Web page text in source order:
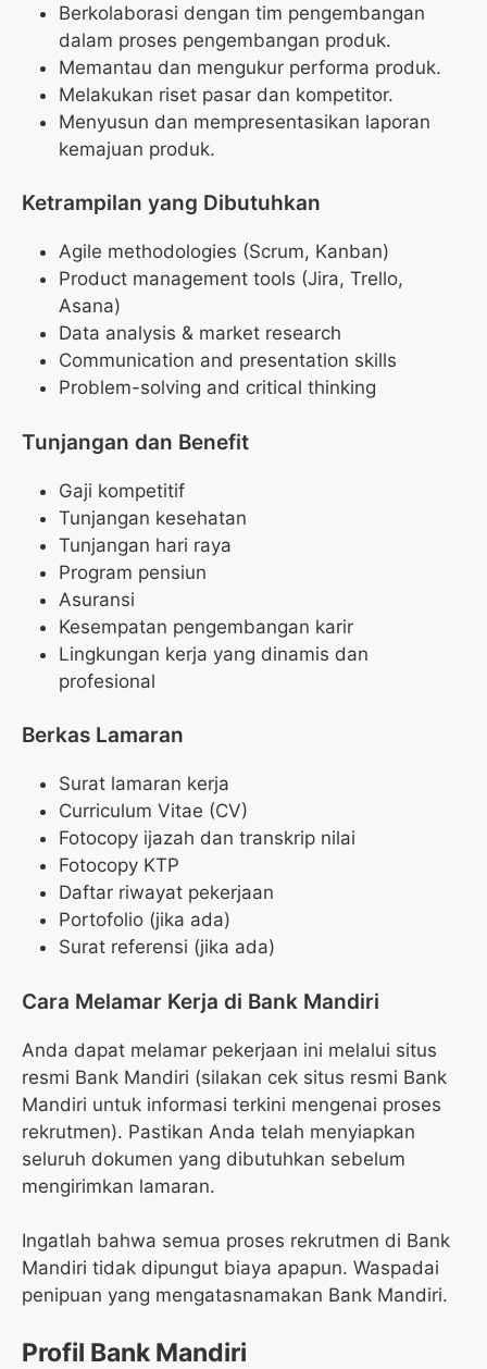
Berkolaborasi dengan tim pengembangan
dalam proses pengembangan produk.
Memantau dan mengukur performa produk.
Melakukan riset pasar dan kompetitor.
Menyusun dan mempresentasikan laporan
kemajuan produk.
Ketrampilan yang Dibutuhkan
Agile methodologies (Scrum, Kanban)
Product management tools (Jira, Trello,
Asana)
Data analysis & market research
Communication and presentation skills
Problem-solving and critical thinking
Tunjangan dan Benefit
Gaji kompetitif
Tunjangan kesehatan
Tunjangan hari raya
Program pensiun
Asuransi
Kesempatan pengembangan karir
Lingkungan kerja yang dinamis dan
profesional
Berkas Lamaran
Surat lamaran kerja
Curriculum Vitae (CV)
Fotocopy ijazah dan transkrip nilai
Fotocopy KTP
Daftar riwayat pekerjaan
Portofolio (jika ada)
Surat referensi (jika ada)
Cara Melamar Kerja di Bank Mandiri
Anda dapat melamar pekerjaan ini melalui situs
resmi Bank Mandiri (silakan cek situs resmi Bank
Mandiri untuk informasi terkini mengenai proses
rekrutmen). Pastikan Anda telah menyiapkan
seluruh dokumen yang dibutuhkan sebelum
mengirimkan lamaran.
Ingatlah bahwa semua proses rekrutmen di Bank
Mandiri tidak dipungut biaya apapun. Waspadai
penipuan yang mengatasnamakan Bank Mandiri.
Profil Bank Mandiri